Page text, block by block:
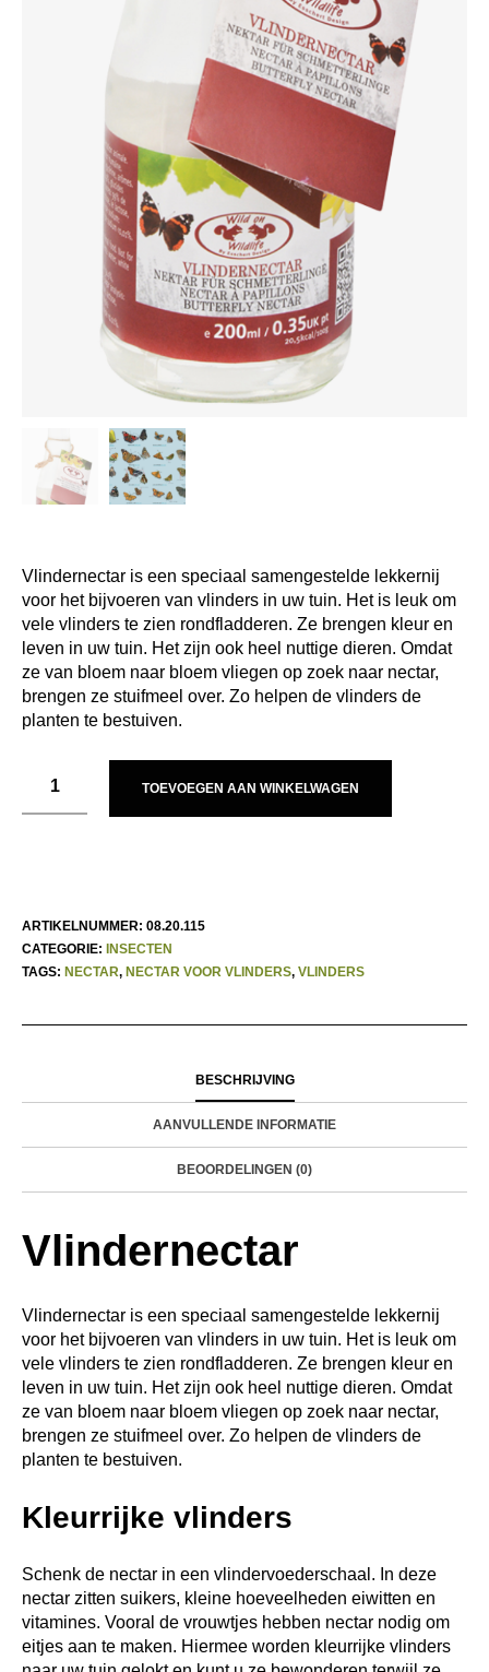
Vlindernectar is een speciaal samengestelde lekkernij
voor het bijvoeren van vlinders in uw tuin. Het is leuk om
vele vlinders te zien rondfladderen. Ze brengen kleur en
leven in uw tuin. Het zijn ook heel nuttige dieren. Omdat
ze van bloem naar bloem vliegen op zoek naar nectar,
brengen ze stuifmeel over. Zo helpen de vlinders de
planten te bestuiven.
TOEVOEGEN AAN WINKELWAGEN
ARTIKELNUMMER: 08.20.115
CATEGORIE:
INSECTEN
TAGS: NECTAR, NECTAR VOOR VLINDERS, VLINDERS
BESCHRIJVING
AANVULLENDE INFORMATIE
BEOORDELINGEN (0)
Vlindernectar
Vlindernectar is een speciaal samengestelde lekkernij
voor het bijvoeren van vlinders in uw tuin. Het is leuk om
vele vlinders te zien rondfladderen. Ze brengen kleur en
leven in uw tuin. Het zijn ook heel nuttige dieren. Omdat
ze van bloem naar bloem vliegen op zoek naar nectar,
brengen ze stuifmeel over. Zo helpen de vlinders de
planten te bestuiven.
Kleurrijke vlinders
Schenk de nectar in een vlindervoederschaal. In deze
nectar zitten suikers, kleine hoeveelheden eiwitten en
vitamines. Vooral de vrouwtjes hebben nectar nodig om
eitjes aan te maken. Hiermee worden kleurrijke vlinders